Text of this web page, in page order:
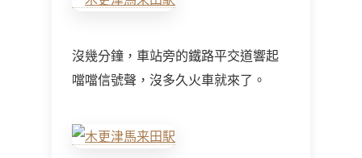
沒幾分鐘，車站旁的鐵路平交道響起
噹噹信號聲，沒多久火車就來了。